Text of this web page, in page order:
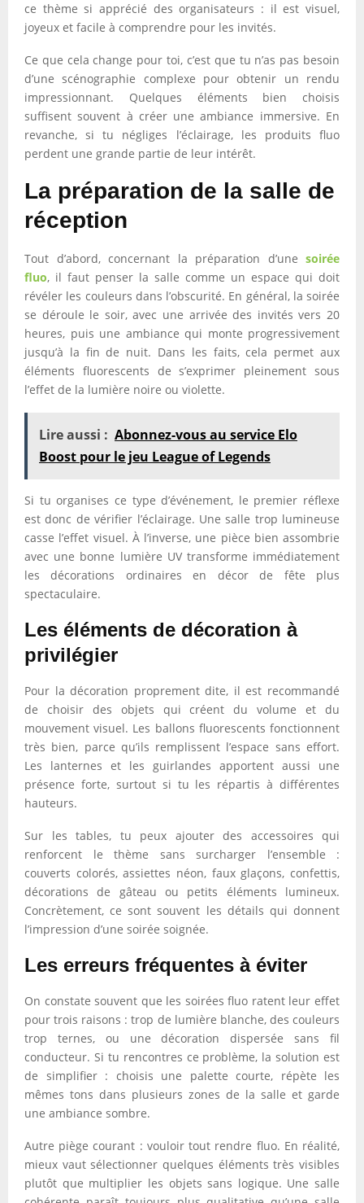
ce thème si apprécié des organisateurs : il est visuel,
joyeux et facile à comprendre pour les invités.
Ce que cela change pour toi, c’est que tu n’as pas besoin
d’une scénographie complexe pour obtenir un rendu
impressionnant. Quelques éléments bien choisis
suffisent souvent à créer une ambiance immersive. En
revanche, si tu négliges l’éclairage, les produits fluo
perdent une grande partie de leur intérêt.
La préparation de la salle de
réception
Tout d’abord, concernant la préparation d’une soirée
fluo, il faut penser la salle comme un espace qui doit
révéler les couleurs dans l’obscurité. En général, la soirée
se déroule le soir, avec une arrivée des invités vers 20
heures, puis une ambiance qui monte progressivement
jusqu’à la fin de nuit. Dans les faits, cela permet aux
éléments fluorescents de s’exprimer pleinement sous
l’effet de la lumière noire ou violette.
Lire aussi : Abonnez-vous au service Elo
Boost pour le jeu League of Legends
Si tu organises ce type d’événement, le premier réflexe
est donc de vérifier l’éclairage. Une salle trop lumineuse
casse l’effet visuel. À l’inverse, une pièce bien assombrie
avec une bonne lumière UV transforme immédiatement
les décorations ordinaires en décor de fête plus
spectaculaire.
Les éléments de décoration à
privilégier
Pour la décoration proprement dite, il est recommandé
de choisir des objets qui créent du volume et du
mouvement visuel. Les ballons fluorescents fonctionnent
très bien, parce qu’ils remplissent l’espace sans effort.
Les lanternes et les guirlandes apportent aussi une
présence forte, surtout si tu les répartis à différentes
hauteurs.
Sur les tables, tu peux ajouter des accessoires qui
renforcent le thème sans surcharger l’ensemble :
couverts colorés, assiettes néon, faux glaçons, confettis,
décorations de gâteau ou petits éléments lumineux.
Concrètement, ce sont souvent les détails qui donnent
l’impression d’une soirée soignée.
Les erreurs fréquentes à éviter
On constate souvent que les soirées fluo ratent leur effet
pour trois raisons : trop de lumière blanche, des couleurs
trop ternes, ou une décoration dispersée sans fil
conducteur. Si tu rencontres ce problème, la solution est
de simplifier : choisis une palette courte, répète les
mêmes tons dans plusieurs zones de la salle et garde
une ambiance sombre.
Autre piège courant : vouloir tout rendre fluo. En réalité,
mieux vaut sélectionner quelques éléments très visibles
plutôt que multiplier les objets sans logique. Une salle